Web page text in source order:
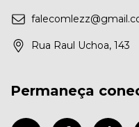
Rua Raul Uchoa, 143
Permaneça